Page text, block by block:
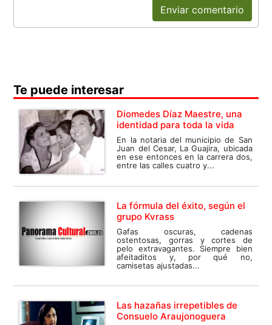
Enviar comentario
Te puede interesar
Diomedes Díaz Maestre, una
identidad para toda la vida
En la notaria del municipio de San
Juan del Cesar, La Guajira, ubicada
en ese entonces en la carrera dos,
entre las calles cuatro y...
La fórmula del éxito, según el
grupo Kvrass
Gafas oscuras, cadenas
ostentosas, gorras y cortes de
pelo extravagantes. Siempre bien
afeitaditos y, por qué no,
camisetas ajustadas...
Las hazañas irrepetibles de
Consuelo Araujonoguera